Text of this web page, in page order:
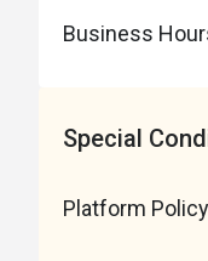
Business
Special
Platform Policy